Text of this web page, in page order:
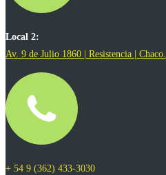
Local 2:
Av. 9 de Julio 1860 | Resistencia | Chaco.
+ 54 9 (362) 433-3030